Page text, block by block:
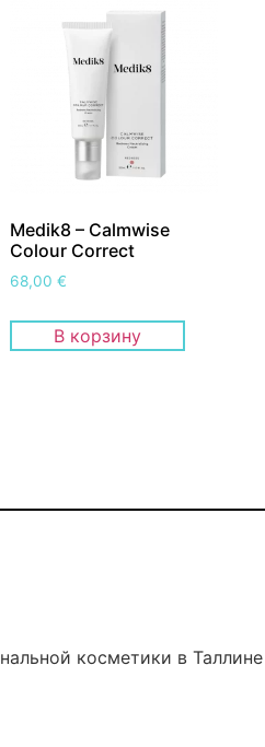
Medik8 – Calmwise
Colour Correct
68,00€
В корзину
косметики в Таллине